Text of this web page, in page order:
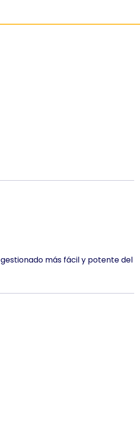
gestionado más fácil y potente del